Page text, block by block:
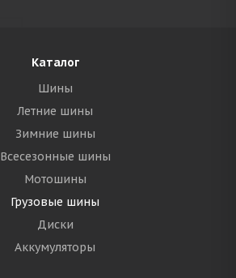
Каталог
Шины
Летние шины
Зимние шины
Всесезонные шины
Мотошины
Грузовые шины
Диски
Аккумуляторы